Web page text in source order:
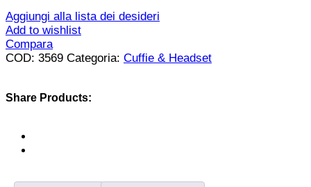
Aggiungi alla lista dei desideri
Add to wishlist
Compara
COD: 3569 Categoria: Cuffie & Headset
Share Products: